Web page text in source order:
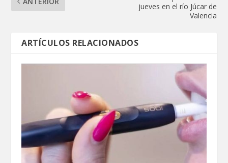
jueves en el río Júcar de
Valencia
ARTÍCULOS RELACIONADOS